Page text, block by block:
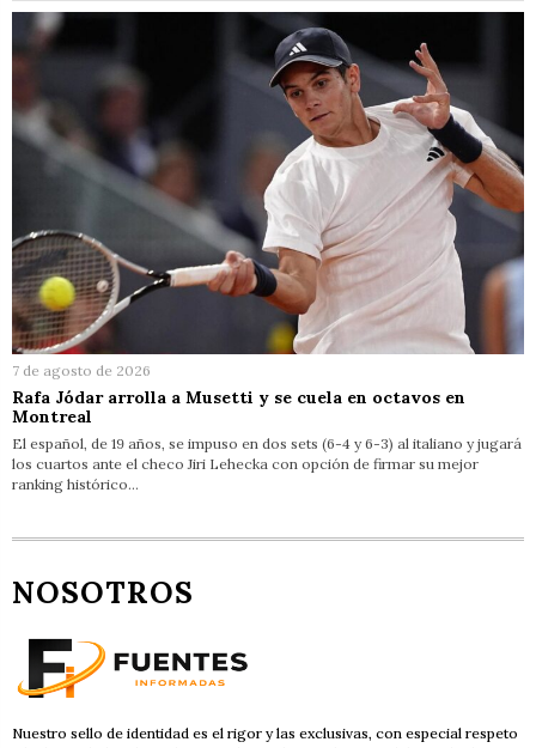
7 de agosto de 2026
Rafa Jódar arrolla a Musetti y se cuela en octavos en
Montreal
El español, de 19 años, se impuso en dos sets (6-4 y 6-3) al italiano y jugará
los cuartos ante el checo Jiri Lehecka con opción de firmar su mejor
ranking histórico…
NOSOTROS
Nuestro sello de identidad es el rigor y las exclusivas, con especial respeto